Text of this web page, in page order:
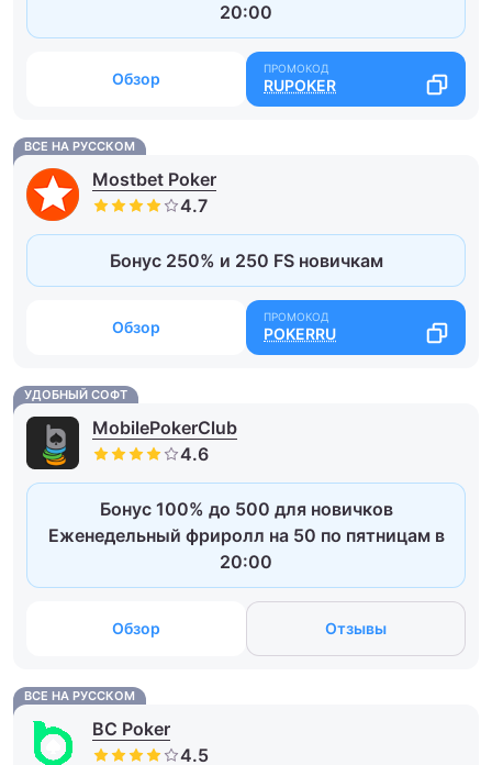
20:00
Обзор RUPOKER
ВСЕ НА РУССКОМ
Mostbet Poker
Бонус 250% и 250 FS новичкам
Обзор POKERRU
УДОБНЫЙ СОФТ
MobilePokerClub
Бонус 100% до 500 для новичков
Еженедельный фриролл на 50 по пятницам в
20:00
Обзор Отзывы
ВСЕ НА РУССКОМ
BC Poker